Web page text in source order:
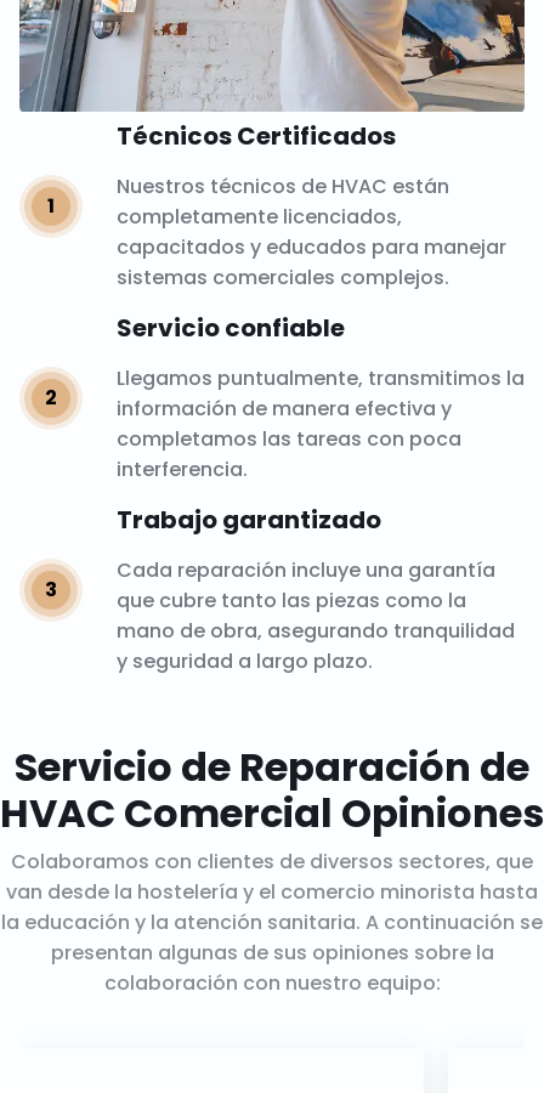
Técnicos Certificados
Nuestros técnicos de HVAC están
completamente licenciados,
capacitados y educados para manejar
sistemas comerciales complejos.
Servicio confiable
Llegamos puntualmente, transmitimos la
información de manera efectiva y
completamos las tareas con poca
interferencia.
Trabajo garantizado
Cada reparación incluye una garantía
que cubre tanto las piezas como la
mano de obra, asegurando tranquilidad
y seguridad a largo plazo.
Servicio de Reparación de
HVAC Comercial Opiniones
Colaboramos con clientes de diversos sectores, que
van desde la hostelería y el comercio minorista hasta
la educación y la atención sanitaria. A continuación se
presentan algunas de sus opiniones sobre la
colaboración con nuestro equipo: